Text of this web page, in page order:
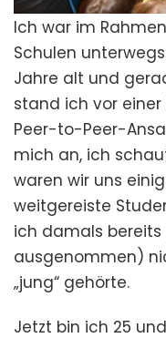
Ich war im
Schulen
Jahre alt und
stand ich vor
Peer-to-Peer-
mich an, ich
waren wir uns
weitgereiste
ich damals
ausgenommen)
„jung“ gehörte.
Jetzt bin ich 25